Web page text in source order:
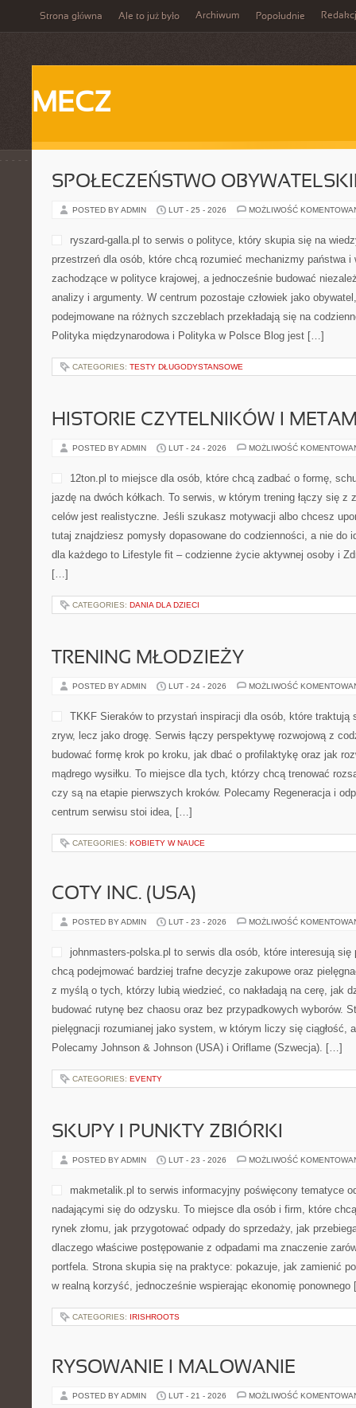
Strona główna Ale to już było Archiwum Popołudnie
MECZ
SPOŁECZEŃSTWO
POSTED BY ADMIN LUT - 25 - 2026 MOŻLIWOŚĆ
ryszard-galla.pl to serwis o polityce, który skupia się na
przestrzeń dla osób, które chcą rozumieć mechanizmy państwa
zachodzące w polityce krajowej, a jednocześnie budować
analizy i argumenty. W centrum pozostaje człowiek jako
podejmowane na różnych szczeblach przekładają się na
Polityka międzynarodowa i Polityka w Polsce Blog jest […]
CATEGORIES: TESTY DŁUGODYSTANSOWE
HISTORIE CZYTELNIKÓW I
POSTED BY ADMIN LUT - 24 - 2026 MOŻLIWOŚĆ
12ton.pl to miejsce dla osób, które chcą zadbać o formę,
jazdę na dwóch kółkach. To serwis, w którym trening łączy się z
celów jest realistyczne. Jeśli szukasz motywacji albo chcesz
tutaj znajdziesz pomysły dopasowane do codzienności, a nie do
dla każdego to Lifestyle fit – codzienne życie aktywnej osoby i
[…]
CATEGORIES: DANIA DLA DZIECI
TRENING MŁODZIEŻY
POSTED BY ADMIN LUT - 24 - 2026 MOŻLIWOŚĆ
TKKF Sieraków to przystań inspiracji dla osób, które traktują
zryw, lecz jako drogę. Serwis łączy perspektywę rozwojową z
budować formę krok po kroku, jak dbać o profilaktykę oraz jak
mądrego wysiłku. To miejsce dla tych, którzy chcą trenować
czy są na etapie pierwszych kroków. Polecamy Regeneracja i
centrum serwisu stoi idea, […]
CATEGORIES: KOBIETY W NAUCE
COTY INC. (USA)
POSTED BY ADMIN LUT - 23 - 2026 MOŻLIWOŚĆ
johnmasters-polska.pl to serwis dla osób, które interesują
chcą podejmować bardziej trafne decyzje zakupowe oraz
z myślą o tych, którzy lubią wiedzieć, co nakładają na cerę, jak
budować rutynę bez chaosu oraz bez przypadkowych wyborów.
pielęgnacji rozumianej jako system, w którym liczy się ciągłość,
Polecamy Johnson & Johnson (USA) i Oriflame (Szwecja). […]
CATEGORIES: EVENTY
SKUPY I PUNKTY ZBIÓRKI
POSTED BY ADMIN LUT - 23 - 2026 MOŻLIWOŚĆ
makmetalik.pl to serwis informacyjny poświęcony tematyce
nadającymi się do odzysku. To miejsce dla osób i firm, które
rynek złomu, jak przygotować odpady do sprzedaży, jak
dlaczego właściwe postępowanie z odpadami ma znaczenie
portfela. Strona skupia się na praktyce: pokazuje, jak zamienić
w realną korzyść, jednocześnie wspierając ekonomię
CATEGORIES: IRISHROOTS
RYSOWANIE I MALOWANIE
POSTED BY ADMIN LUT - 21 - 2026 MOŻLIWOŚĆ